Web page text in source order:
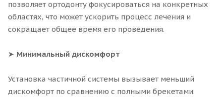
позволяет ортодонту фокусироваться на конкретных
областях, что может ускорить процесс лечения и
сокращает общее время его проведения.
➤ Минимальный дискомфорт
Установка частичной системы вызывает меньший
дискомфорт по сравнению с полными брекетами.